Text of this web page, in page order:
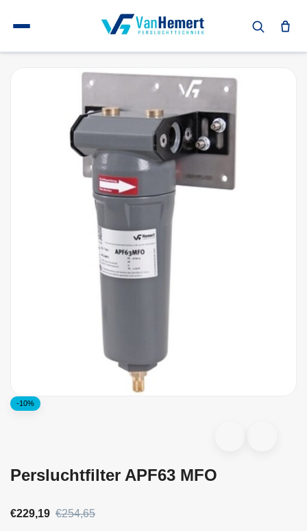
Terug naar home
Complete persluchtfilters
-10%
Persluchtfilter APF63 MFO
€229,19 €254,65